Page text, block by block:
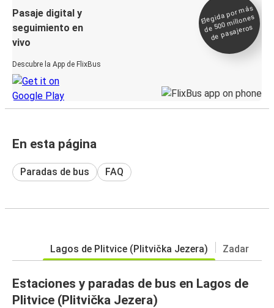
Pasaje digital y
seguimiento en
vivo
Descubre la App de FlixBus
Elegida por
más
de 500
millones
de pasajeros
En esta página
Paradas de bus FAQ
Lagos de Plitvice (Plitvička Jezera) Zadar
Estaciones y paradas de bus en Lagos de
Plitvice (Plitvička Jezera)